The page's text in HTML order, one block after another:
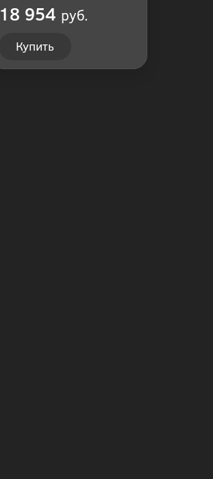
18 954 руб.
Купить